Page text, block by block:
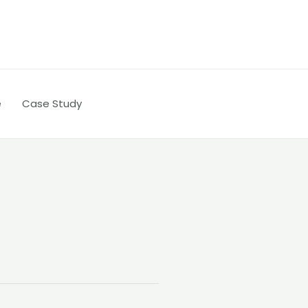
Case Study